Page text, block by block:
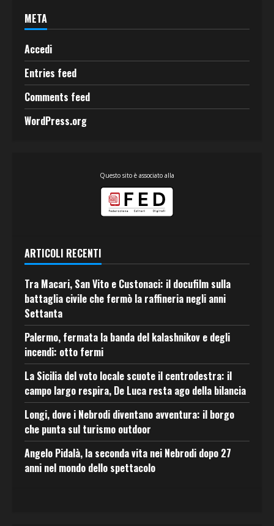
META
Accedi
Entries feed
Comments feed
WordPress.org
Questo sito è associato alla
ARTICOLI RECENTI
Tra Macari, San Vito e Custonaci: il docufilm sulla
battaglia civile che fermò la raffineria negli anni
Settanta
Palermo, fermata la banda del kalashnikov e degli
incendi: otto fermi
La Sicilia del voto locale scuote il centrodestra: il
campo largo respira, De Luca resta ago della bilancia
Longi, dove i Nebrodi diventano avventura: il borgo
che punta sul turismo outdoor
Angelo Pidalà, la seconda vita nei Nebrodi dopo 27
anni nel mondo dello spettacolo